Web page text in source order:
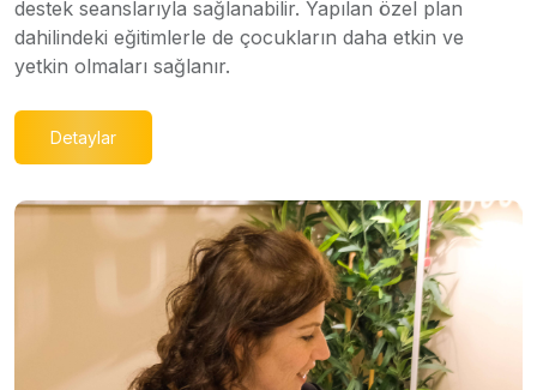
destek seanslarıyla sağlanabilir. Yapılan özel plan
dahilindeki eğitimlerle de çocukların daha etkin ve
yetkin olmaları sağlanır.
Detaylar